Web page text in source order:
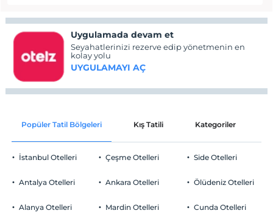
Uygulamada devam et
Seyahatlerinizi rezerve edip yönetmenin en
kolay yolu
UYGULAMAYI AÇ
Popüler Tatil Bölgeleri Kış Tatili Kategoriler
İstanbul Otelleri
Antalya Otelleri
Alanya Otelleri
Çeşme Otelleri
Ankara Otelleri
Mardin Otelleri
Side Otelleri
Ölüdeniz Otelleri
Cunda Otelleri